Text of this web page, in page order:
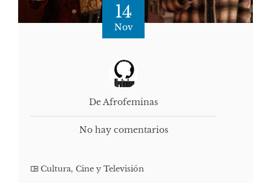
14
Nov
De Afrofeminas
No hay comentarios
Cultura, Cine y Televisión